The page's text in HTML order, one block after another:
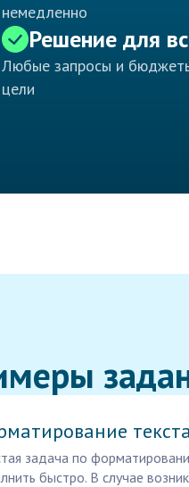
немедленно
Решение для
Любые запросы и
цели
задача по
быстро. В случае